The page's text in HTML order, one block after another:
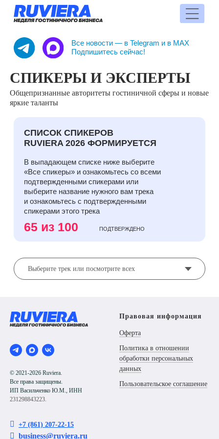
Подпишитесь сейчас!
СПИКЕРЫ И ЭКСПЕРТЫ
Общепризнанные авторитеты гостиничной сферы и новые
яркие таланты
65 из 100 ПОДТВЕРЖДЕНО
подтвержденными спикерами или
выберите название нужного вам трека
и ознакомьтесь с подтвержденными
СПИСОК СПИКЕРОВ
RUVIERA 2026 ФОРМИРУЕТСЯ
© 2021-2026 Ruviera.
Все права защищены.
ИП Васильченко Ю.М., ИНН
231298843223.
Правовая информация
Оферта
Политика в отношении
обработки персональных
данных
Пользовательское соглашение
 +7 (861) 207-22-15
 business@ruviera.ru